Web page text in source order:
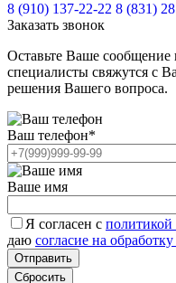
8 (910) 137-22-22 8 (831)
Заказать звонок
Оставьте Ваше
специалисты свяжутся с
решения Вашего вопроса.
Ваш телефон*
Ваше имя
Я согласен с политикой
даю согласие на